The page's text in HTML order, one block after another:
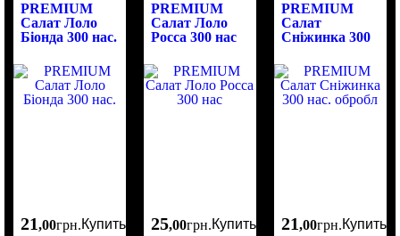
PREMIUM
Салат Лоло
Біонда 300 нас.
21,00грн.Купить
PREMIUM
Салат Лоло
Росса 300 нас
25,00грн.Купить
PREMIUM
Салат
Сніжинка 300
21,00грн.Купить